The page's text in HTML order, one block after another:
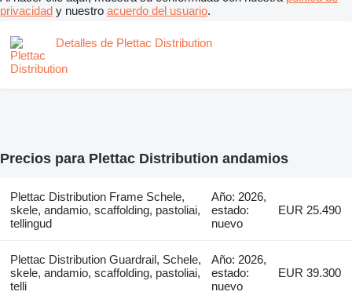
privacidad y nuestro acuerdo del usuario.
Detalles de Plettac Distribution
Precios para Plettac Distribution andamios
Plettac Distribution Frame Schele,
skele, andamio, scaffolding, pastoliai,
tellingud
Año: 2026,
estado:
nuevo
EUR 25.490
Plettac Distribution Guardrail, Schele,
skele, andamio, scaffolding, pastoliai,
telli
Año: 2026,
estado:
nuevo
EUR 39.300